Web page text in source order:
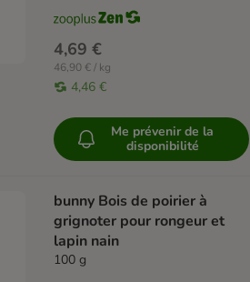
4,69 €
46,90 € / kg
4,46 €
Me prévenir de la
disponibilité
bunny Bois de poirier à
grignoter pour rongeur et
lapin nain
100 g